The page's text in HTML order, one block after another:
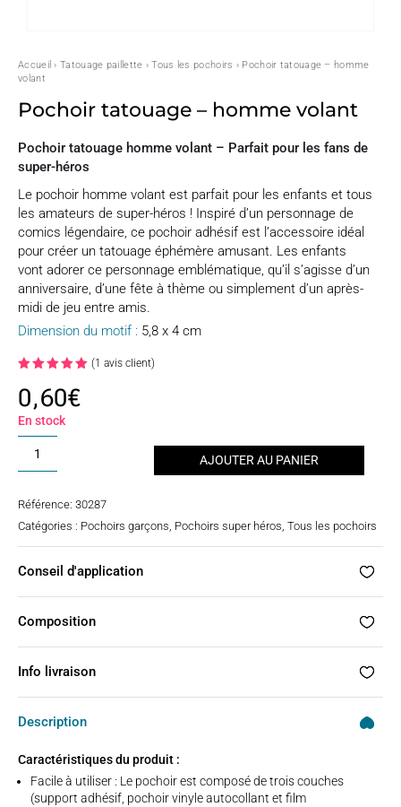
Accueil ›Tatouage paillette ›Tous les pochoirs › Pochoir tatouage – homme
volant
Pochoir tatouage – homme volant
Pochoir tatouage homme volant – Parfait pour les fans de
super-héros
Le pochoir homme volant est parfait pour les enfants et tous
les amateurs de super-héros ! Inspiré d’un personnage de
comics légendaire, ce pochoir adhésif est l’accessoire idéal
pour créer un tatouage éphémère amusant. Les enfants
vont adorer ce personnage emblématique, qu’il s’agisse d’un
anniversaire, d’une fête à thème ou simplement d’un après-
midi de jeu entre amis.
Dimension du motif : 5,8 x 4 cm
sur 5
basé
sur
notation
client
(1 avis client)
0,60€
En stock
de
AJOUTER AU PANIER
Référence: 30287
Catégories : Pochoirs garçons, Pochoirs super héros, Tous les pochoirs
Conseil d'application
Composition
Info livraison
Description
Caractéristiques du produit :
Facile à utiliser : Le pochoir est composé de trois couches
(support adhésif, pochoir vinyle autocollant et film